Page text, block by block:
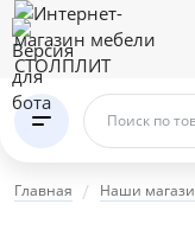
Поиск по
Главная Наши